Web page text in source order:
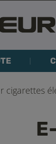
cigarettes